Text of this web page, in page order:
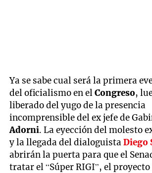
Ya se sabe cual será la primera
del oficialismo en elCongreso,
liberado del yugo de la presencia
incomprensible del ex jefe de
Adorni. La eyección del molesto
y la llegada del dialoguistaDiego
abrirán la puerta para que el
tratar el “Súper RIGI”, el proyecto